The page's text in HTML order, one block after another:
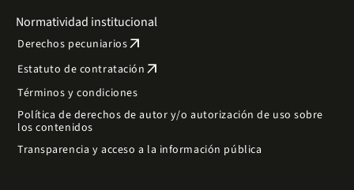
Normatividad institucional
Derechos pecuniariosarrow_outward
Estatuto de contratación arrow_outward
Términos y condiciones
Política de derechos de autor y/o autorización de uso sobre
los contenidos
Transparencia y acceso a la información pública